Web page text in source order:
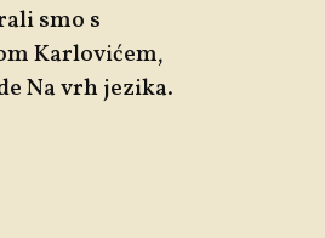
smo s
Karlovićem,
Na vrh jezika.